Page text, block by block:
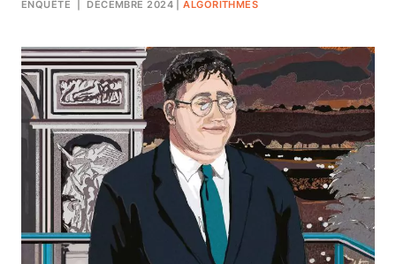
ENQUÊTE | DÉCEMBRE 2024 |ALGORITHMES